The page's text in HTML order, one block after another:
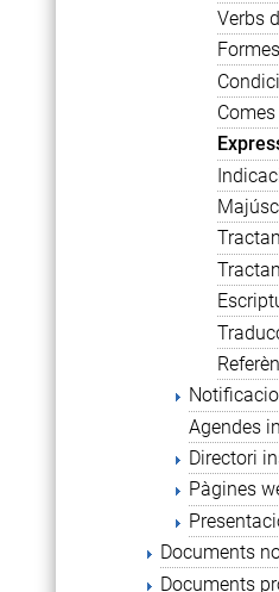
Verbs
Agendes
Directori
Pàgines
Documents
Documents